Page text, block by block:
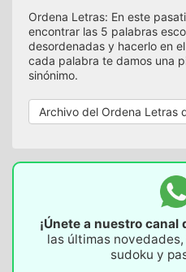
Ordena Letras: En este
encontrar las 5 palabras
desordenadas y hacerlo en
cada palabra te damos una
sinónimo.
Archivo del Ordena Letras
¡Únete a nuestro canal
las últimas
sudoku y